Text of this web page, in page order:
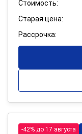
Стоимость:
Старая цена:
Рассрочка:
-42% до 17 августа